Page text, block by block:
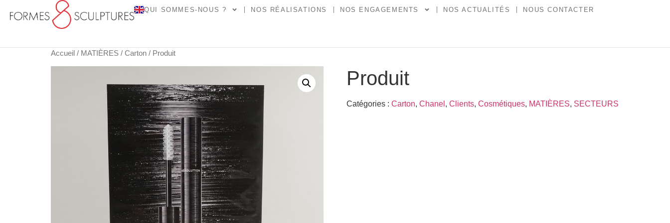
QUI SOMMES-NOUS ? NOS RÉALISATIONS NOS ENGAGEMENTS NOS ACTUALITÉS NOUS CONTACTER
Accueil / MATIÈRES / Carton / Produit
Produit
Catégories : Carton, Chanel , Clients, Cosmétiques, MATIÈRES, SECTEURS